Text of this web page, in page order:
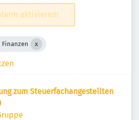
aktivieren!
Finanzen
zum Steuerfachangestellten